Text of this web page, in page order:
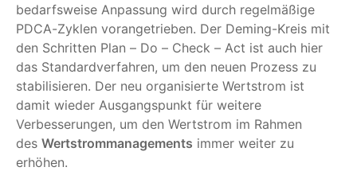
bedarfsweise Anpassung wird durch regelmäßige
PDCA-Zyklen vorangetrieben. Der Deming-Kreis mit
den Schritten Plan – Do – Check – Act ist auch hier
das Standardverfahren, um den neuen Prozess zu
stabilisieren. Der neu organisierte Wertstrom ist
damit wieder Ausgangspunkt für weitere
Verbesserungen, um den Wertstrom im Rahmen
des Wertstrommanagements immer weiter zu
erhöhen.